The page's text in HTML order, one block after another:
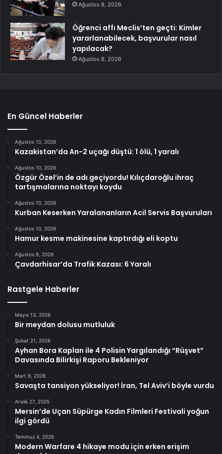
Ağustos 8, 2026
Öğrenci affı Meclis’ten geçti: Kimler
yararlanabilecek, başvurular nasıl
yapılacak?
Ağustos 8, 2026
En Güncel Haberler
Ağustos 10, 2026
Kazakistan’da An-2 uçağı düştü: 1 ölü, 1 yaralı
Ağustos 10, 2026
Özgür Özel’in de adı geçiyordu! Kılıçdaroğlu ihraç
tartışmalarına noktayı koydu
Ağustos 10, 2026
Kurban Keserken Yaralananların Acil Servis Başvuruları
Ağustos 10, 2026
Hamur kesme makinesine kaptırdığı eli koptu
Ağustos 9, 2026
Çavdarhisar’da Trafik Kazası: 6 Yaralı
Rastgele Haberler
Mayıs 13, 2026
Bir meydan dolusu mutluluk
Şubat 21, 2026
Ayhan Bora Kaplan ile 4 Polisin Yargılandığı “Rüşvet”
Davasında Bilirkişi Raporu Bekleniyor
Mart 9, 2026
Savaşta tansiyon yükseliyor! İran, Tel Aviv’i böyle vurdu
Aralık 27, 2025
Mersin’de Uçan Süpürge Kadın Filmleri Festivali yoğun
ilgi gördü
Temmuz 4, 2026
Modern Warfare 4 hikaye modu için erken erişim